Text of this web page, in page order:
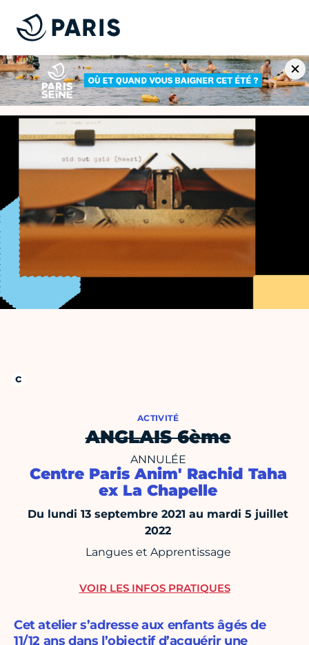
ACTIVITÉ
ANGLAIS 6ème
ANNULÉE
Centre Paris Anim' Rachid Taha
ex La Chapelle
Du lundi 13 septembre 2021 au mardi 5 juillet
2022
Langues et Apprentissage
Cet atelier s’adresse aux enfants âgés de
11/12 ans dans l’objectif d’acquérir une
VOIR LES INFOS PRATIQUES